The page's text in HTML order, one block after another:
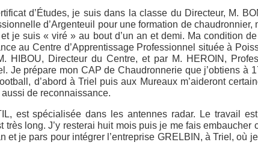
d’Études, je suis dans la classe du Directeur, M.
d’Argenteuil pour une formation de
je suis « viré » au bout d’un an et demi. Ma condition
au Centre d’Apprentissage Professionnel située à
HIBOU, Directeur du Centre, et par M. HEROIN,
Je prépare mon CAP de Chaudronnerie que j’obtiens à
d’abord à Triel puis aux Mureaux m’aideront
de reconnaissance.
est spécialisée dans les antennes radar. Le travail
très long. J’y resterai huit mois puis je me fais embaucher
et je pars pour intégrer l’entreprise GRELBIN, à Triel, où